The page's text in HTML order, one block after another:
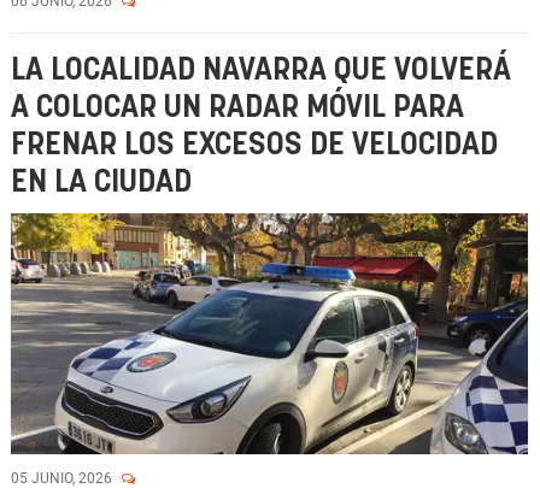
LA LOCALIDAD NAVARRA QUE VOLVERÁ
A COLOCAR UN RADAR MÓVIL PARA
FRENAR LOS EXCESOS DE VELOCIDAD
EN LA CIUDAD
05 JUNIO, 2026